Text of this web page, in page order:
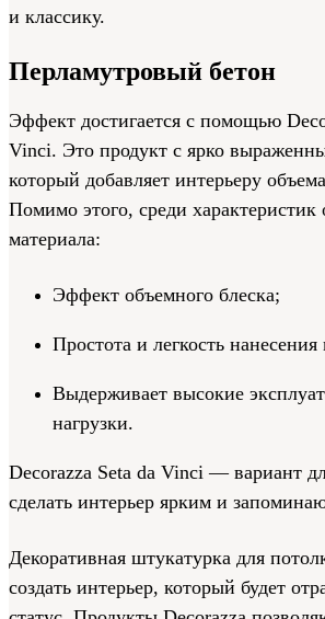
и классику.
Перламутровый бетон
Эффект достигается с помощью
Vinci. Это продукт с ярко
который добавляет интерьеру
Помимо этого, среди характеристик
материала:
Эффект объемного блеска;
Простота и легкость нанесения
Выдерживает высокие
нагрузки.
Decorazza Seta da Vinci — вариант
сделать интерьер ярким и
Декоративная штукатурка для
создать интерьер, который будет